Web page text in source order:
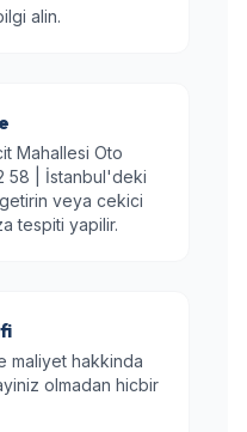
alin.
Mahallesi Oto
58 | İstanbul'deki
veya cekici
tespiti yapilir.
maliyet hakkinda
olmadan hicbir